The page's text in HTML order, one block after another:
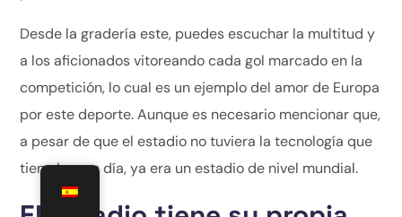
Desde la gradería este, puedes escuchar la multitud y
a los aficionados vitoreando cada gol marcado en la
competición, lo cual es un ejemplo del amor de Europa
por este deporte. Aunque es necesario mencionar que,
a pesar de que el estadio no tuviera la tecnología que
tiene hoy en día, ya era un estadio de nivel mundial.